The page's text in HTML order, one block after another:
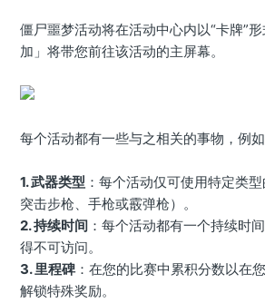
僵尸噩梦活动将在活动中心内以“卡牌”
加」将带您前往该活动的主屏幕。
每个活动都有一些与之相关的事物，例如
1. 武器类型 ：每个活动仅可使用特定类
突击步枪、手枪或霰弹枪）。
2. 持续时间 ：每个活动都有一个持续时
得不可访问。
3. 里程碑：在您的比赛中累积分数以在
解锁特殊奖励。